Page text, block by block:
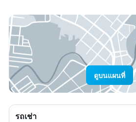
ดูบนแผนที่
รถเช่า